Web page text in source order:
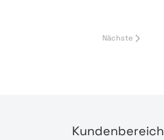
Nächste
Kundenbereich